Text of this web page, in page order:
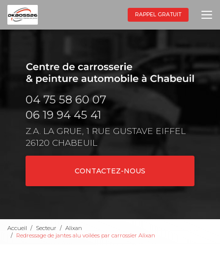
Aller
au
contenu
principal
RAPPEL GRATUIT
04 75 58 60 07
06 19 94 45 41
Z.A. LA GRUE, 1 RUE GUSTAVE EIFFEL
26120 CHABEUIL
CONTACTEZ-NOUS
Accueil Secteur
Alixan
Redressage de jantes alu voilées par carrossier Alixan